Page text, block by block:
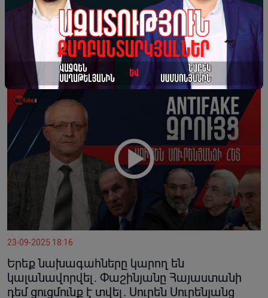
25-09-2025 20:30
Թուրքը բաց ասում է, որ գալիս է մորթելու.
Արման Աբովյան
23-09-2025 18:16
Երեք նախագահները կարող են
կալանավորվել. Փաշինյանը Հայաստանի
դեմ ցուցմունք է տվել. Սուրեն Սուրենյանց